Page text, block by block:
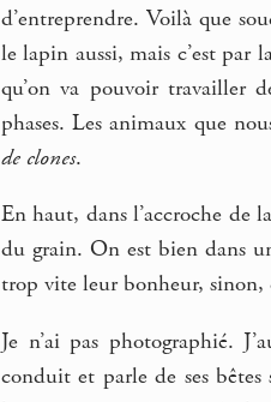
d’entreprendre. Voilà que
le lapin aussi, mais c’est
qu’on va pouvoir travailler
phases. Les animaux que
de clones.
En haut, dans l’accroche de
du grain. On est bien dans
trop vite leur bonheur,
Je n’ai pas photographié.
conduit et parle de ses